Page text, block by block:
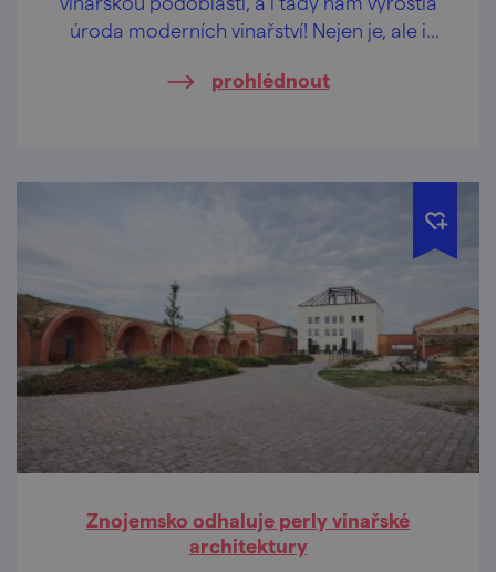
úroda moderních vinařství! Nejen je, ale i
sympatická digitální tvůrkyně ze Slovenska –
prohlédnout
Znojemsko odhaluje perly vinařské
architektury